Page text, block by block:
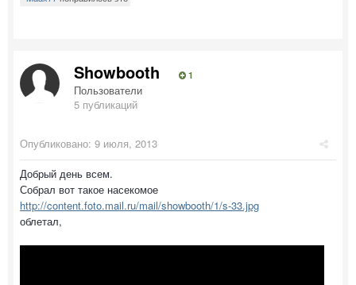
Showbooth 1
Пользователи
5 публикаций
Опубликовано: 9 июля, 2013
Добрый день всем.
Собрал вот такое насекомое
http://content.foto.mail.ru/mail/showbooth/1/s-33.jpg
облетал,